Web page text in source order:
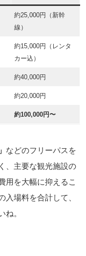
約25,000円（新幹
線）
約15,000円（レンタ
カー込）
約40,000円
約20,000円
約100,000円〜
」 などのフリーパスを
、主要な観光施設の
用を大幅に抑えるこ
入場料を合計して、
ね。